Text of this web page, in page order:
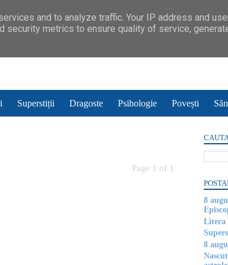
Superstiții Dragoste Psihologie Povești
Page 1 of 1
8
Litera
8
and to analyze traffic. Your IP address and
security metrics to ensure quality of service,